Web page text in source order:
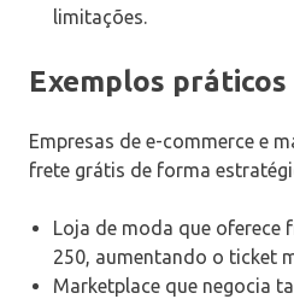
limitações.
Exemplos práticos
Empresas de e-commerce e
frete grátis de forma
Loja de moda que oferece
250, aumentando o ticket
Marketplace que negocia